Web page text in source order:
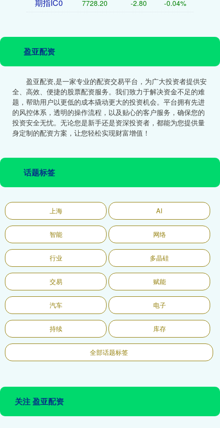
期指IC0 7728.20 -2.80 -0.04%
盈亚配资
盈亚配资,是一家专业的配资交易平台，为广大投资者提供安
全、高效、便捷的股票配资服务。我们致力于解决资金不足的难
题，帮助用户以更低的成本撬动更大的投资机会。平台拥有先进
的风控体系，透明的操作流程，以及贴心的客户服务，确保您的
投资安全无忧。无论您是新手还是资深投资者，都能为您提供量
身定制的配资方案，让您轻松实现财富增值！
话题标签
上海 AI
智能 网络
行业 多晶硅
交易 赋能
汽车 电子
持续 库存
全部话题标签
关注 盈亚配资